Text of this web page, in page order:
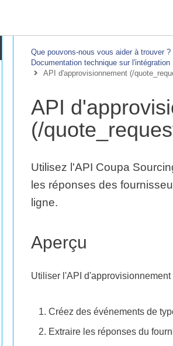
Que pouvons-nous vous aider à trouver ?
Documentation technique sur l'intégration
API d'approvisionnement (/
API
(/
Utilisez l'API Coupa
les réponses des
ligne.
Aperçu
Utiliser l'API d'approvisionnement
Créez des événements de
Extraire les réponses du